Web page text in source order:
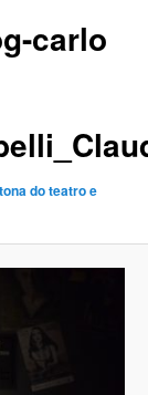
carlo
do teatro e